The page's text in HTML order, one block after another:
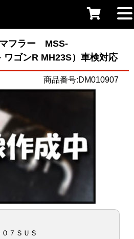
フラー MSS-
ワゴンR MH23S）車検対応
商品番号:DM010907
７ＳＵＳ